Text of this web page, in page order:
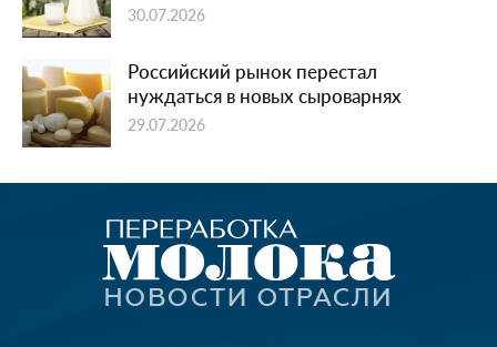
30.07.2026
Российский рынок перестал
нуждаться в новых сыроварнях
29.07.2026